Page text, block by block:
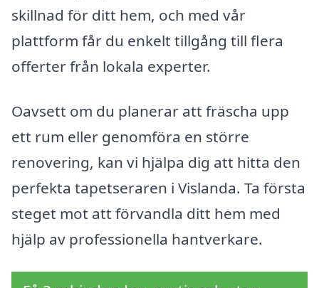
skillnad för ditt hem, och med vår
plattform får du enkelt tillgång till flera
offerter från lokala experter.
Oavsett om du planerar att fräscha upp
ett rum eller genomföra en större
renovering, kan vi hjälpa dig att hitta den
perfekta tapetseraren i Vislanda. Ta första
steget mot att förvandla ditt hem med
hjälp av professionella hantverkare.